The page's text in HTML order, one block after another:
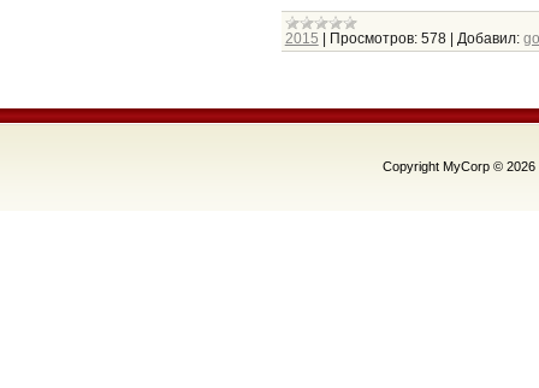
2015 | Просмотров: 578| Добавил:
Copyright MyCorp © 2026